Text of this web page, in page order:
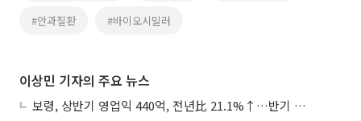
#안과질환 #바이오시밀러
이상민 기자의 주요 뉴스
보령, 상반기 영업익 440억, 전년比 21.1%↑…반기 역대 최대